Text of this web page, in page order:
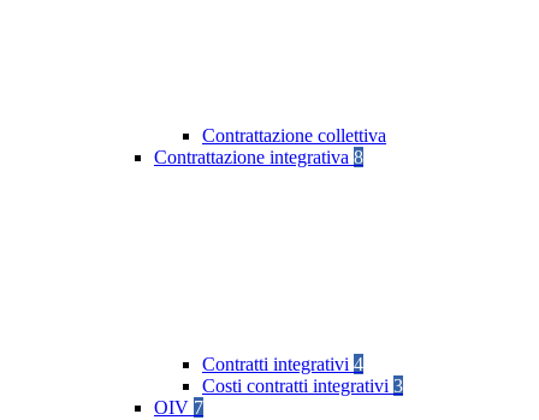
Contrattazione collettiva
Contrattazione integrativa 8
Contratti integrativi 4
Costi contratti integrativi 3
OIV 7